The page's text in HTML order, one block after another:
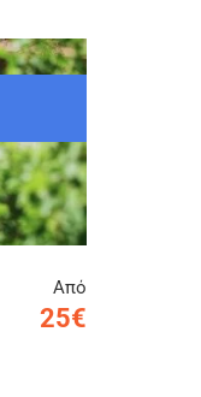
Από
25€